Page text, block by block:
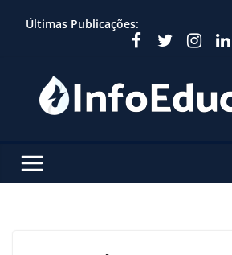
Últimas Publicações: